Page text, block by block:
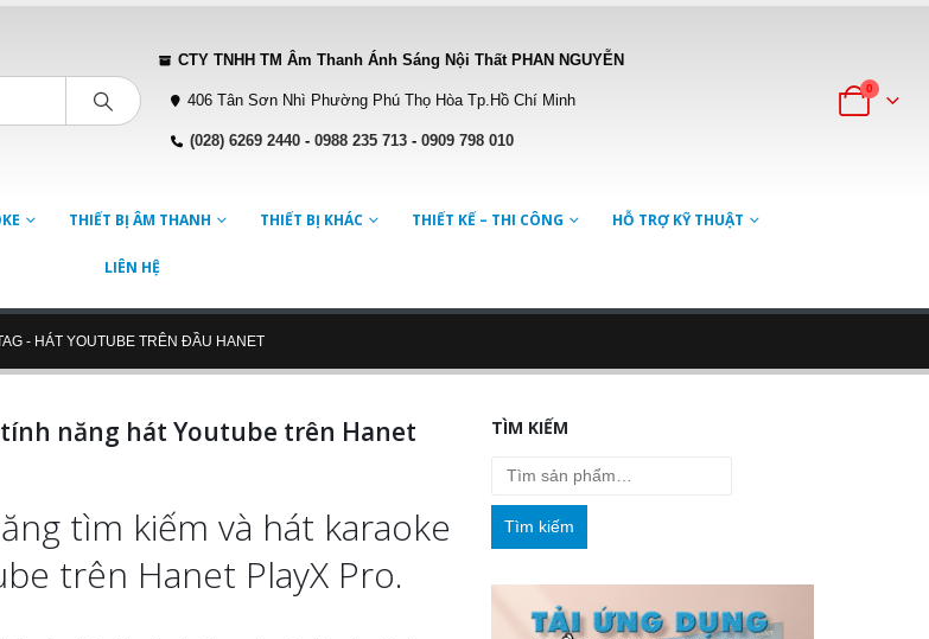
CTY TNHH TM Âm Thanh Ánh Sáng Nội Thất PHAN NGUYỄN
406 Tân Sơn Nhì Phường Phú Thọ Hòa Tp.Hồ Chí Minh
(028) 6269 2440 -0988 235 713 -0909 798 010
0
THIẾT BỊ ÂM THANH THIẾT BỊ KHÁC THIẾT KẾ – THI CÔNG HỖ TRỢ KỸ THUẬT
LIÊN HỆ
- HÁT YOUTUBE TRÊN ĐẦU HANET
năng hát Youtube trên Hanet
tìm kiếm và hát karaoke
trên Hanet PlayX Pro.
TÌM KIẾM
Tìm kiếm